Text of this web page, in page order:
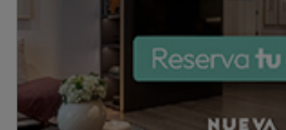
PUBLICIDAD